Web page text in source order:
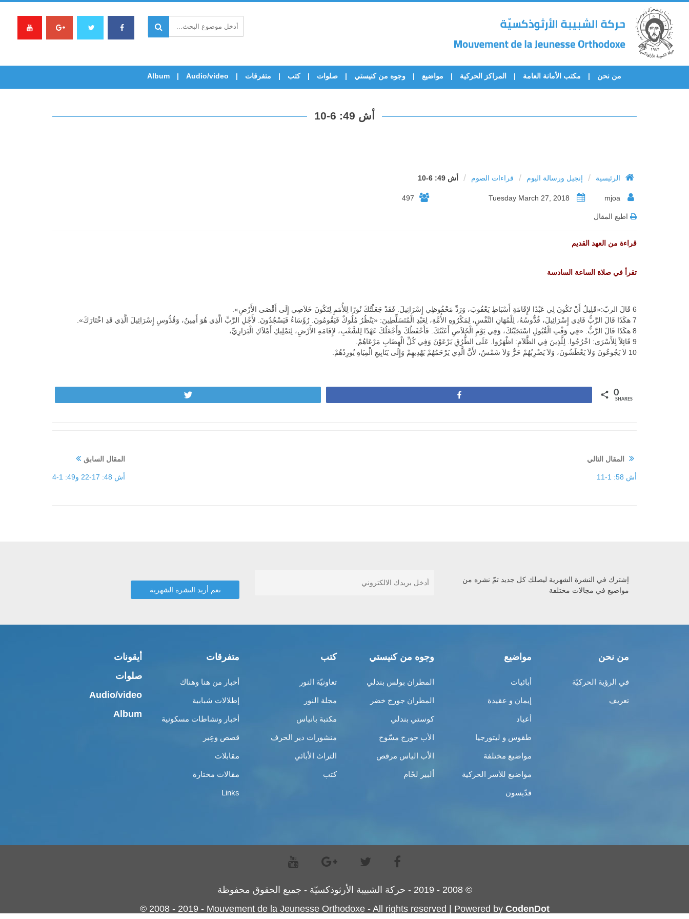
من نحن مكتب الأمانة العامة المراكز الحركية مواضيع وجوه من كنيستي صلوات كتب متفرقات Audio/video
Album
أش 49: 6-10
الرئيسية / إنجيل ورسالة اليوم / قراءات الصوم / أش 49: 6-10
497
اطبع المقال
قراءة من العهد القديم
تقرأ في صلاة الساعة السادسة
6 قَالَ الربّ:«قَلِيلٌ أَنْ تَكُونَ لِي عَبْدًا لإِقَامَةِ أَسْبَاطِ يَعْقُوبَ، وَرَدِّ مَحْفُوظِي إِسْرَائِيلَ. فَقَدْ جَعَلْتُكَ نُورًا لِلأُمَمِ لِتَكُونَ خَلاَصِي إِلَى أَقْصَى الأَرْضِ».
7 هكَذَا قَالَ الرَّبُّ فَادِي إِسْرَائِيلَ، قُدُّوسُهُ، لِلْمُهَانِ النَّفْسِ، لِمَكْرُوهِ الأُمَّةِ، لِعَبْدِ الْمُتَسَلِّطِينَ: «يَنْظُرُ مُلُوكٌ فَيَقُومُونَ. رُؤَسَاءُ فَيَسْجُدُونَ. لأَجْلِ الرَّبِّ الَّذِي هُوَ أَمِينٌ، وَقُدُّوسِ إِسْرَائِيلَ الَّذِي قَدِ اخْتَارَكَ».
8 هكَذَا قَالَ الرَّبُّ: «فِي وَقْتِ الْقُبُولِ اسْتَجَبْتُكَ، وَفِي يَوْمِ الْخَلاَصِ أَعَنْتُكَ. فَأَحْفَظُكَ وَأَجْعَلُكَ عَهْدًا لِلشَّعْبِ، لإِقَامَةِ الأَرْضِ، لِتَمْلِيكِ أَمْلاَكِ الْبَرَارِيِّ،
9 قَائِلاً لِلأَسْرَى: اخْرُجُوا. لِلَّذِينَ فِي الظَّلاَمِ: اظْهَرُوا. عَلَى الطُّرُقِ يَرْعَوْنَ وَفِي كُلِّ الْهِضَابِ مَرْعَاهُمْ.
10 لاَ يَجُوعُونَ وَلاَ يَعْطَشُونَ، وَلاَ يَضْرِبُهُمْ حَرٌّ وَلاَ شَمْسٌ، لأَنَّ الَّذِي يَرْحَمُهُمْ يَهْدِيهِمْ وَإِلَى يَنَابِيعِ الْمِيَاهِ يُورِدُهُمْ.
0
SHARES
المقال السابق
أش 48: 17-22 و49: 1-4
المقال التالي
أش 58: 1-11
إشترك في النشرة الشهرية ليصلك كل جديد تمّ نشره من
مواضيع في مجالات مختلفة
من نحن
في الرؤية الحركيّة
تعريف
مواضيع
أبائيات
إيمان و عقيدة
أعياد
طقوس و ليتورجيا
مواضيع مختلفة
مواضيع للأسر الحركية
قدّيسون
وجوه من كنيستي
المطران بولس بندلي
المطران جورج خضر
كوستي بندلي
الأب جورج مسّوح
الأب الياس مرقص
ألبير لحّام
كتب
تعاونيّة النور
مجلة النور
مكتبة بانياس
منشورات دير الحرف
التراث الأبائي
كتب
متفرقات
أخبار من هنا وهناك
إطلالات شبابية
أخبار ونشاطات مسكونية
قصص وعِبر
مقابلات
مقالات مختارة
Links
أيقونات
صلوات
Audio/video
Album
© 2008 - 2019 - حركة الشبيبة الأرثوذكسيّة - جميع الحقوق محفوظة
© 2008 - 2019 - Mouvement de la Jeunesse Orthodoxe - All rights reserved | Powered by CodenDot